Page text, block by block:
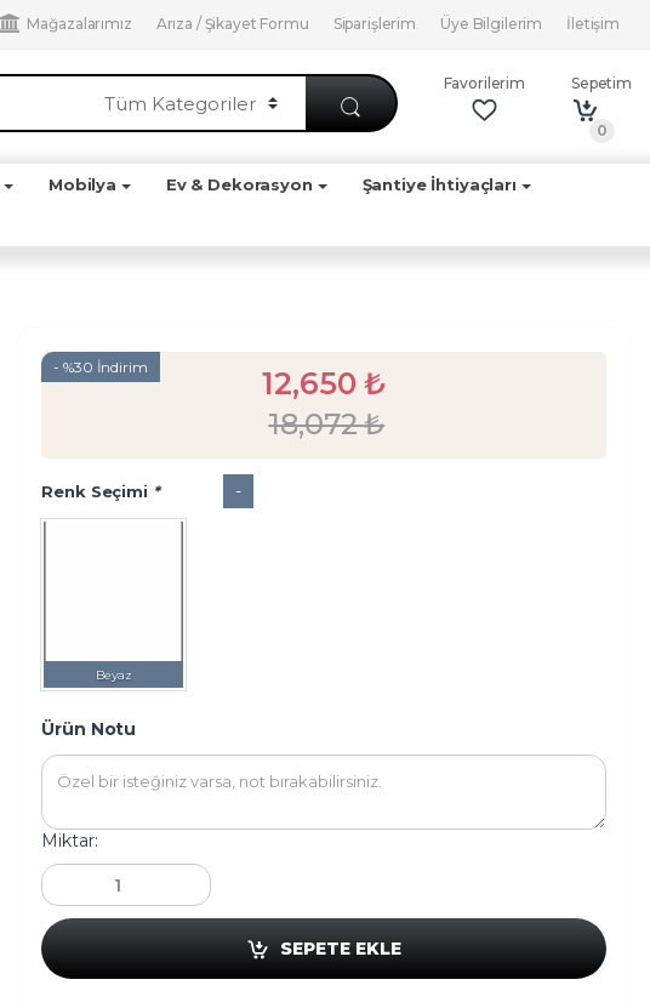
Mağazalarımız Arıza / Şikayet Formu Siparişlerim Üye Bilgilerim İletişim
Sepetim
0
Favorilerim
Mobilya Ev & Dekorasyon Şantiye İhtiyaçları
- %30 İndirim 12,650₺
18,072₺
Renk Seçimi *
Beyaz
-
Ürün Notu
Miktar:
SEPETE EKLE